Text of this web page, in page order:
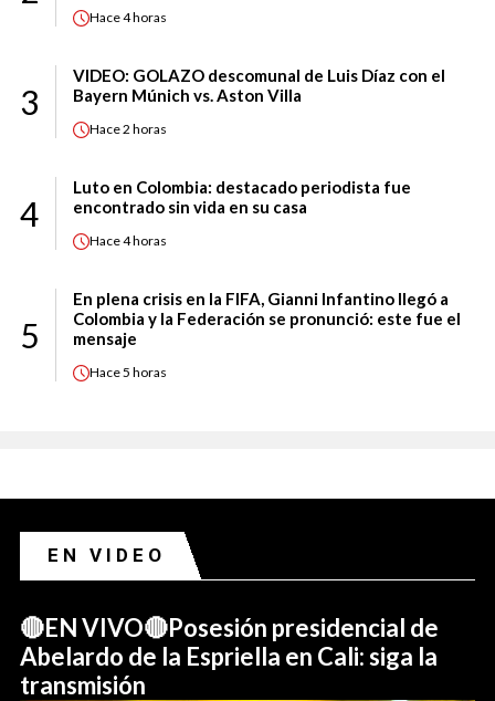
Hace4 horas
3
VIDEO: GOLAZO descomunal de Luis Díaz con el
Bayern Múnich vs. Aston Villa
Hace2 horas
4
Luto en Colombia: destacado periodista fue
encontrado sin vida en su casa
Hace4 horas
5
En plena crisis en la FIFA, Gianni Infantino llegó a
Colombia y la Federación se pronunció: este fue el
mensaje
Hace5 horas
EN VIDEO
🔴EN VIVO🔴Posesión presidencial de
Abelardo de la Espriella en Cali: siga la
transmisión